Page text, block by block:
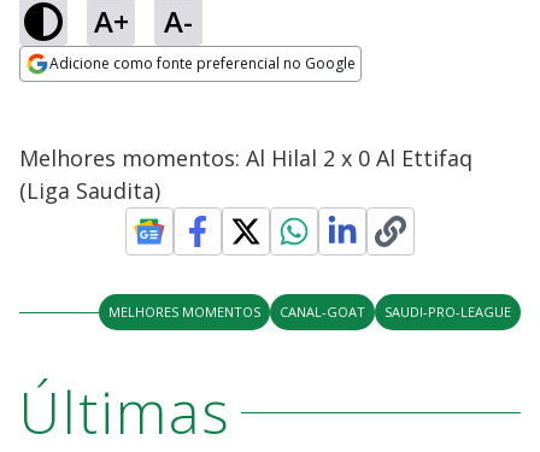
A+ A-
Adicione como fonte preferencial no Google
Melhores momentos: Al Hilal 2 x 0 Al Ettifaq
(Liga Saudita)
MELHORES MOMENTOS CANAL-GOAT SAUDI-PRO-LEAGUE
Últimas